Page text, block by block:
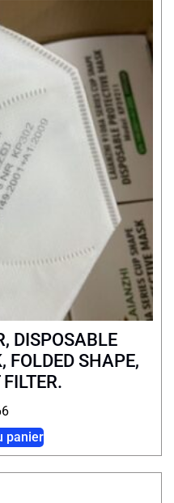
DISPOSABLE
FOLDED SHAPE,
panier